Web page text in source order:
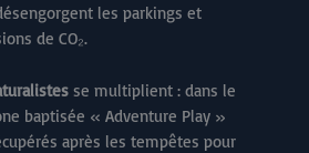
les parkings et
de CO₂.
se multiplient : dans le
baptisée « Adventure Play »
après les tempêtes pour